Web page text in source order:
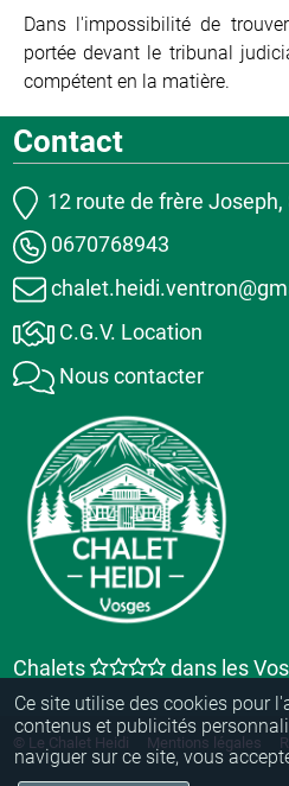
Dans l'impossibilité de
portée devant le tribunal
compétent en la matière.
Contact
12 route de frère Joseph,
0670768943
C.G.V. Location
Nous contacter
Chalets dans les
© Le Chalet Heidi Mentions légales
Ce site utilise des cookies pour
contenus et publicités
naviguer sur ce site, vous